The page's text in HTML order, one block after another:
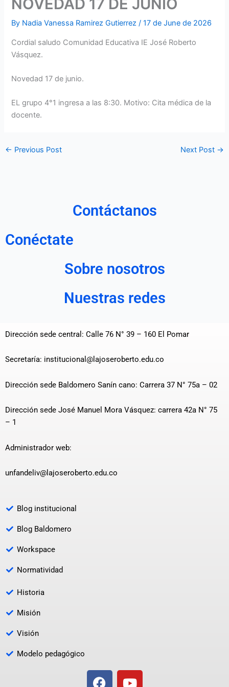
NOVEDAD 17 DE JUNIO
By Nadia Vanessa Ramirez Gutierrez/17 de June de 2026
Cordial saludo Comunidad Educativa IE José Roberto
Vásquez.
Novedad 17 de junio.
EL grupo 4°1 ingresa a las 8:30. Motivo: Cita médica de la
docente.
← Previous Post Next Post →
Contáctanos
Conéctate
Sobre nosotros
Nuestras redes
Dirección sede central: Calle 76 N° 39 – 160 El Pomar
Secretaría: institucional@lajoseroberto.edu.co
Dirección sede Baldomero Sanín cano: Carrera 37 N° 75a – 02
Dirección sede José Manuel Mora Vásquez: carrera 42a N° 75
– 1
Administrador web:
unfandeliv@lajoseroberto.edu.co
Blog institucional
Blog Baldomero
Workspace
Normatividad
Historia
Misión
Visión
Modelo pedagógico
F
Y